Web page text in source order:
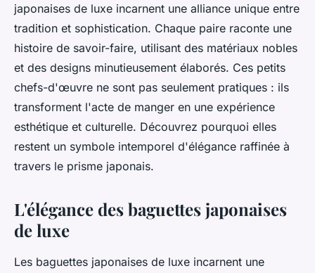
japonaises de luxe incarnent une alliance unique entre
tradition et sophistication. Chaque paire raconte une
histoire de savoir-faire, utilisant des matériaux nobles
et des designs minutieusement élaborés. Ces petits
chefs-d'œuvre ne sont pas seulement pratiques : ils
transforment l'acte de manger en une expérience
esthétique et culturelle. Découvrez pourquoi elles
restent un symbole intemporel d'élégance raffinée à
travers le prisme japonais.
L'élégance des baguettes japonaises
de luxe
Les baguettes japonaises de luxe incarnent une